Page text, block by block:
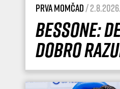
Prva momčad/ 2.8.2026.
Bessone:
dobro